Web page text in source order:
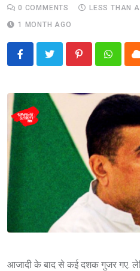
0 COMMENTS LESS THAN
1 MONTH AGO
Pinterest
आजादी के बाद से कई दशक गुजर गए.